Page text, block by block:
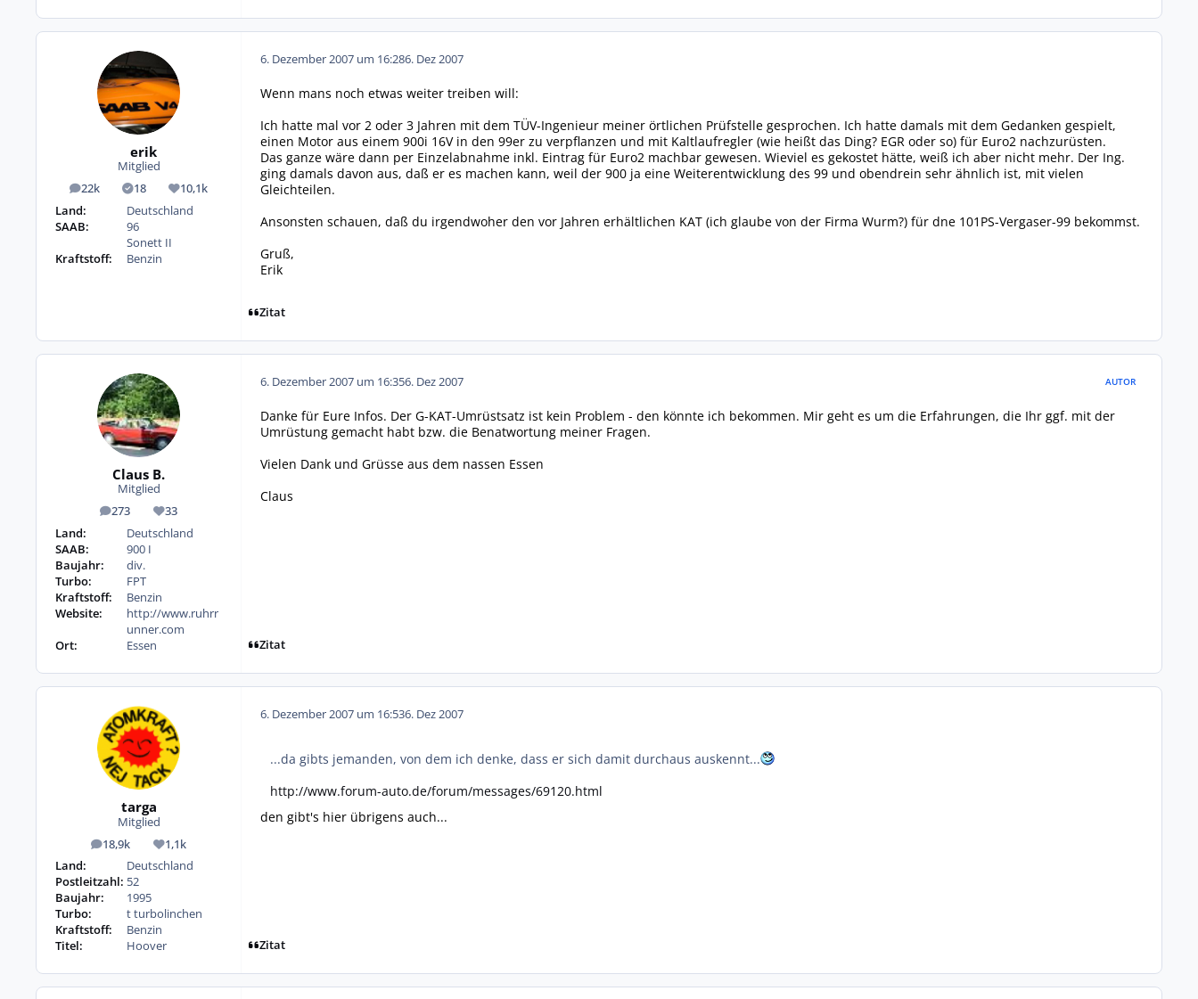
erik
Mitglied
22k
Beiträge 18
Lösungen10,1k
Reputation
Land:
Deutschland
SAAB:
96
Sonett II
Kraftstoff:
Benzin
6. Dezember 2007 um 16:286. Dez 2007
Wenn mans noch etwas weiter treiben will:
Ich hatte mal vor 2 oder 3 Jahren mit dem TÜV-Ingenieur meiner örtlichen Prüfstelle gesprochen. Ich hatte damals mit dem Gedanken gespielt,
einen Motor aus einem 900i 16V in den 99er zu verpflanzen und mit Kaltlaufregler (wie heißt das Ding? EGR oder so) für Euro2 nachzurüsten.
Das ganze wäre dann per Einzelabnahme inkl. Eintrag für Euro2 machbar gewesen. Wieviel es gekostet hätte, weiß ich aber nicht mehr. Der Ing.
ging damals davon aus, daß er es machen kann, weil der 900 ja eine Weiterentwicklung des 99 und obendrein sehr ähnlich ist, mit vielen
Gleichteilen.
Ansonsten schauen, daß du irgendwoher den vor Jahren erhältlichen KAT (ich glaube von der Firma Wurm?) für dne 101PS-Vergaser-99 bekommst.
Gruß,
Erik
Zitat
Claus B.
Mitglied
273
Beiträge 33
Reputation
Land:
Deutschland
SAAB:
900 I
Baujahr:
div.
Turbo:
FPT
Kraftstoff:
Benzin
Website:
http://www.ruhrr
unner.com
Ort:
Essen
6. Dezember 2007 um 16:356. Dez 2007 AUTOR
Danke für Eure Infos. Der G-KAT-Umrüstsatz ist kein Problem - den könnte ich bekommen. Mir geht es um die Erfahrungen, die Ihr ggf. mit der
Umrüstung gemacht habt bzw. die Benatwortung meiner Fragen.
Vielen Dank und Grüsse aus dem nassen Essen
Claus
Zitat
targa
Mitglied
18,9k
Beiträge 1,1k
Reputation
Land:
Deutschland
Postleitzahl: 52
Baujahr:
1995
Turbo:
t turbolinchen
Kraftstoff:
Benzin
Titel:
Hoover
6. Dezember 2007 um 16:536. Dez 2007
...da gibts jemanden, von dem ich denke, dass er sich damit durchaus auskennt...
http://www.forum-auto.de/forum/messages/69120.html
den gibt's hier übrigens auch...
Zitat